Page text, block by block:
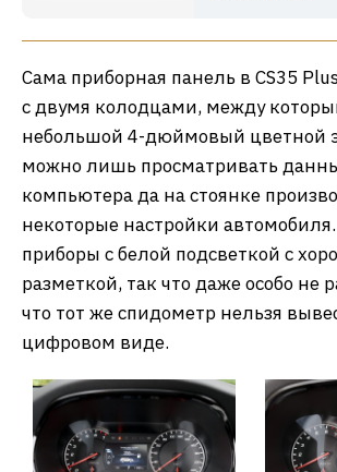
Сама приборная панель в CS35
с двумя колодцами, между
небольшой 4-дюймовый цветной
можно лишь просматривать
компьютера да на стоянке
некоторые настройки
приборы с белой подсветкой с
разметкой, так что даже особо не
что тот же спидометр нельзя
цифровом виде.